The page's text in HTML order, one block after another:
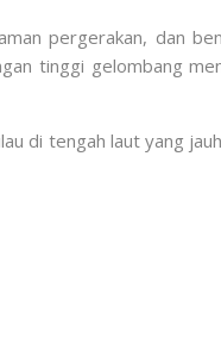
pergerakan, dan
tinggi gelombang
di tengah laut yang